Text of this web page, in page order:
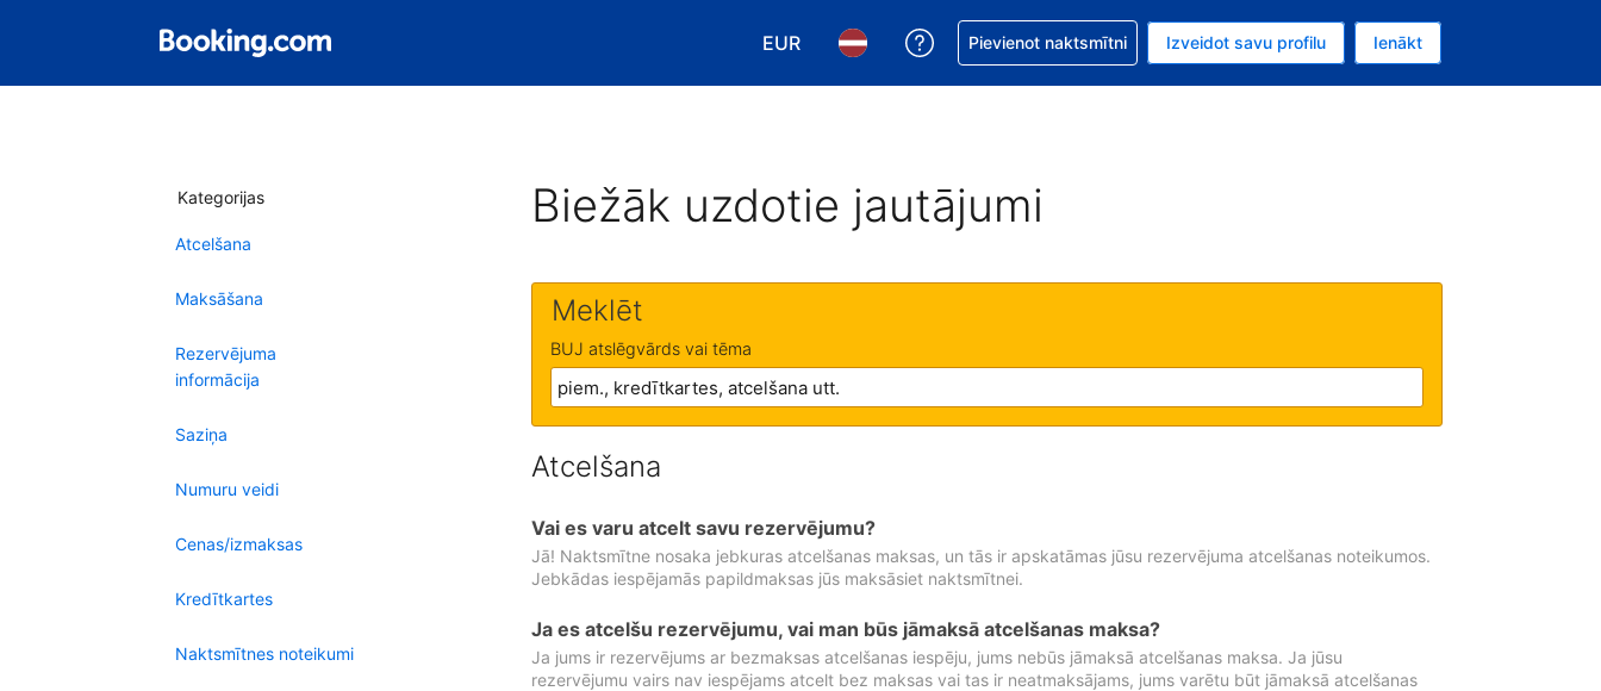
EUR
Izvēlēties valūtu. Jūsu pašreizējā valūta ir Eiro.
Izvēlēties valodu. Jūsu pašreizējā valoda ir Latviski.
Saņemiet palīdzību saistībā ar savu rezervējumu.
Pievienot naktsmītni Izveidot savu profilu Ienākt
Kategorijas
Atcelšana
Maksāšana
Rezervējuma
informācija
Saziņa
Numuru veidi
Cenas/izmaksas
Kredītkartes
Naktsmītnes noteikumi
Biežāk uzdotie jautājumi
Meklēt
BUJ atslēgvārds vai tēma
Atcelšana
Vai es varu atcelt savu rezervējumu?
Jā! Naktsmītne nosaka jebkuras atcelšanas maksas, un tās ir apskatāmas jūsu rezervējuma atcelšanas noteikumos.
Jebkādas iespējamās papildmaksas jūs maksāsiet naktsmītnei.
Ja es atcelšu rezervējumu, vai man būs jāmaksā atcelšanas maksa?
Ja jums ir rezervējums ar bezmaksas atcelšanas iespēju, jums nebūs jāmaksā atcelšanas maksa. Ja jūsu
rezervējumu vairs nav iespējams atcelt bez maksas vai tas ir neatmaksājams, jums varētu būt jāmaksā atcelšanas